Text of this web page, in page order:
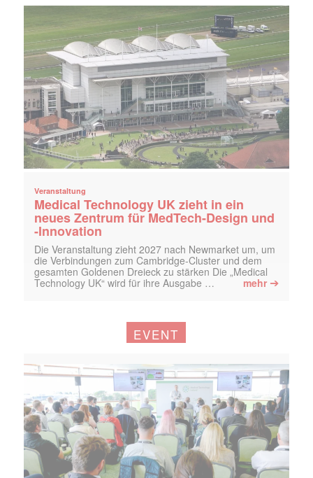
Veranstaltung
Medical Technology UK zieht in ein
neues Zentrum für MedTech-Design und
-Innovation
Die Veranstaltung zieht 2027 nach Newmarket um, um
die Verbindungen zum Cambridge-Cluster und dem
gesamten Goldenen Dreieck zu stärken Die „Medical
Technology UK“ wird für ihre Ausgabe …
mehr ➔
EVENT